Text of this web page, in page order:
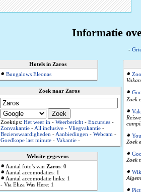
Informatie
-
Hotels in Zaros
Bungalows Eleonas
Zoek naar Zaros
Zoektips: Het weer in - Weerbericht - Excursies -
Zonvakantie -All inclusive - Vliegvakantie -
Bezienswaardigheden -Aanbiedingen - Webcam -
Goedkope last minute - Vakantie -
Website gegevens
Aantal foto's van Zaros: 0
Aantal accomodaties: 1
Aantal accomodatie links: 1
- Via Eliza Was Here: 1
Zoek
Zoek
Zoek